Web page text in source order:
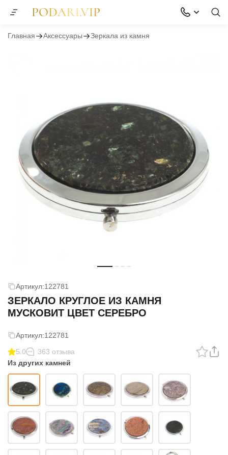
Главная Аксессуары Зеркала из камня
Артикул:122781
ЗЕРКАЛО КРУГЛОЕ ИЗ КАМНЯ
МУСКОВИТ ЦВЕТ СЕРЕБРО
Артикул:122781
5.0
363 отзыва
Из других камней